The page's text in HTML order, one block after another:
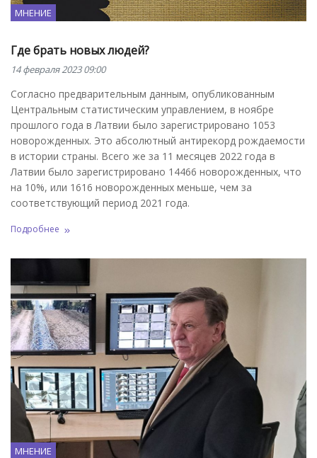
МНЕНИЕ
Где брать новых людей?
14 февраля 2023 09:00
Согласно предварительным данным, опубликованным
Центральным статистическим управлением, в ноябре
прошлого года в Латвии было зарегистрировано 1053
новорожденных. Это абсолютный антирекорд рождаемости
в истории страны. Всего же за 11 месяцев 2022 года в
Латвии было зарегистрировано 14466 новорожденных, что
на 10%, или 1616 новорожденных меньше, чем за
соответствующий период 2021 года.
Подробнее
МНЕНИЕ